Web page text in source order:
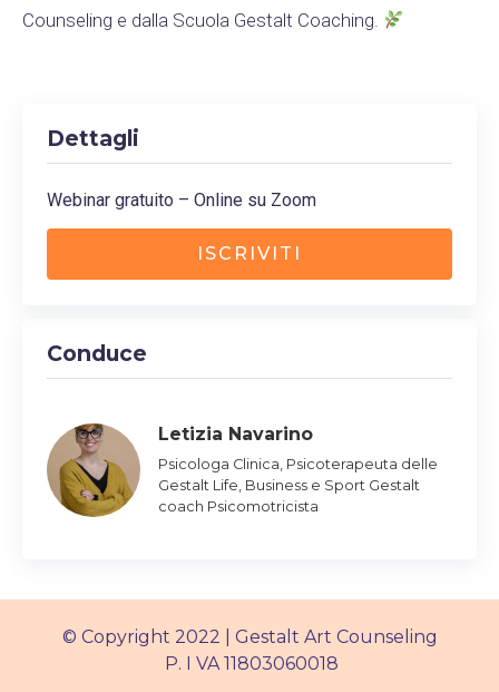
Counseling e dalla Scuola Gestalt Coaching.
Dettagli
Webinar gratuito – Online su Zoom
ISCRIVITI
Conduce
Letizia Navarino
Psicologa Clinica, Psicoterapeuta delle
Gestalt Life, Business e Sport Gestalt
coach Psicomotricista
© Copyright 2022 | Gestalt Art Counseling
P. I VA 11803060018